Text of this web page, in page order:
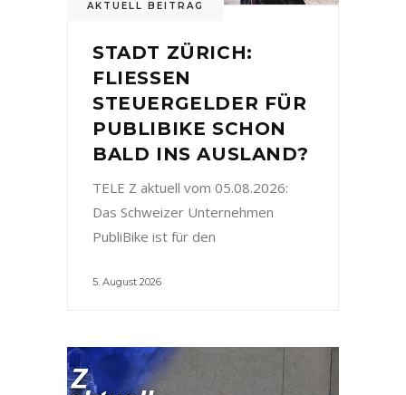
AKTUELL BEITRAG
STADT ZÜRICH:
FLIESSEN
STEUERGELDER FÜR
PUBLIBIKE SCHON
BALD INS AUSLAND?
TELE Z aktuell vom 05.08.2026:
Das Schweizer Unternehmen
PubliBike ist für den
5. August 2026